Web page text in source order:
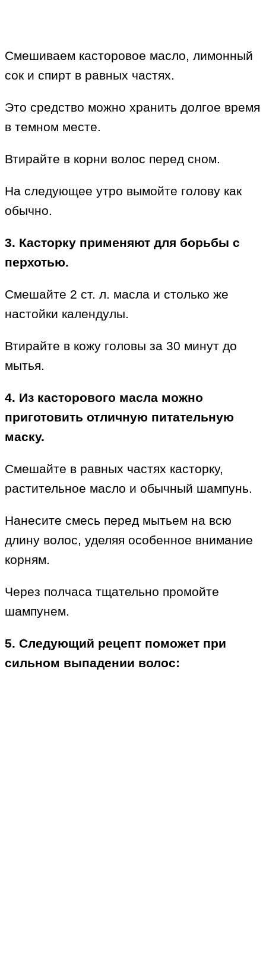
Смешиваем касторовое масло, лимонный
сок и спирт в равных частях.
Это средство можно хранить долгое время
в темном месте.
Втирайте в корни волос перед сном.
На следующее утро вымойте голову как
обычно.
3. Касторку применяют для борьбы с
перхотью.
Смешайте 2 ст. л. масла и столько же
настойки календулы.
Втирайте в кожу головы за 30 минут до
мытья.
4. Из касторового масла можно
приготовить отличную питательную
маску.
Смешайте в равных частях касторку,
растительное масло и обычный шампунь.
Нанесите смесь перед мытьем на всю
длину волос, уделяя особенное внимание
корням.
Через полчаса тщательно промойте
шампунем.
5. Следующий рецепт поможет при
сильном выпадении волос: